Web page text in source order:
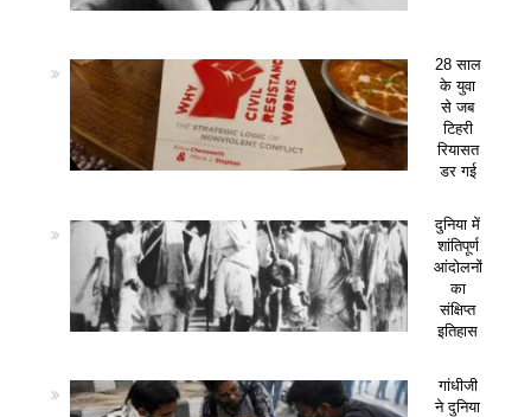
28 साल
के युवा
से जब
टिहरी
रियासत
डर गई
दुनिया में
शांतिपूर्ण
आंदोलनों
का
संक्षिप्त
इतिहास
गांधीजी
ने दुनिया